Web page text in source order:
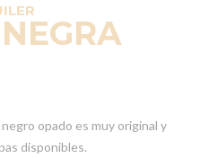
opado es muy original y
disponibles.